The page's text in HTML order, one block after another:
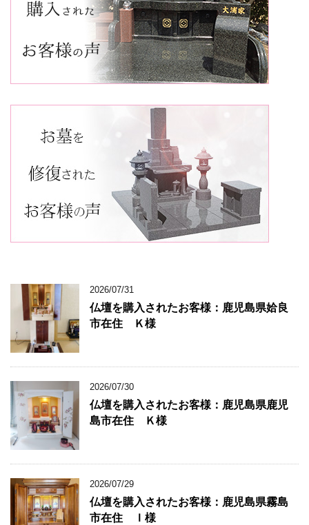
2026/07/31
仏壇を購入されたお客様：鹿児島県姶良
市在住 Ｋ様
2026/07/30
仏壇を購入されたお客様：鹿児島県鹿児
島市在住 Ｋ様
2026/07/29
仏壇を購入されたお客様：鹿児島県霧島
市在住 Ｉ様